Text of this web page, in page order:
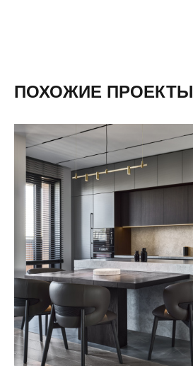
ПОХОЖИЕ ПРОЕКТЫ